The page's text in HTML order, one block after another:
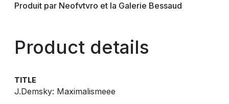
Produit par Neofvtvro et la Galerie Bessaud
Product details
TITLE
J.Demsky: Maximalismeee